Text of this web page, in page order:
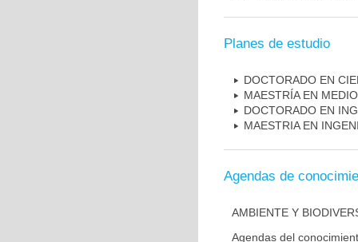
Planes de estudio
DOCTORADO EN
MAESTRÍA EN
DOCTORADO EN
MAESTRIA EN
Agendas de
AMBIENTE Y
Agendas del